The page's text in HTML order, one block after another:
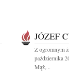
JÓZEF
Z ogromnym
października
Mąż,...